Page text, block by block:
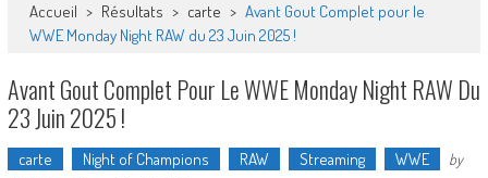
Accueil > Résultats > carte > Avant Gout Complet pour le
WWE Monday Night RAW du 23 Juin 2025 !
Avant Gout Complet Pour Le WWE Monday Night RAW Du
23 Juin 2025 !
carte Night of Champions RAW Streaming WWE
by